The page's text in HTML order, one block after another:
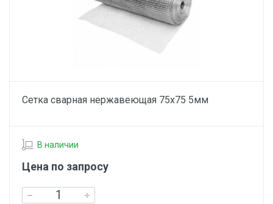
Сетка сварная нержавеющая 75х75 5мм
В наличии
Цена по запросу